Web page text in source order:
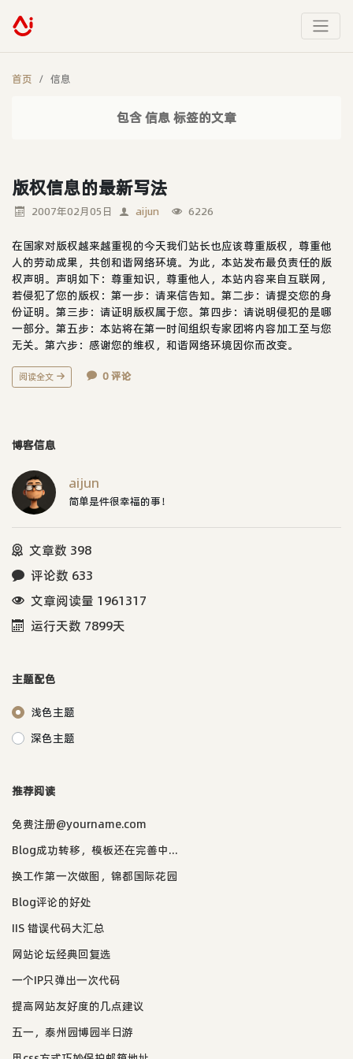
首页 信息
包含 信息 标签的文章
版权信息的最新写法
2007年02月05日 aijun 6226
在国家对版权越来越重视的今天我们站长也应该尊重版权，尊重他
人的劳动成果，共创和谐网络环境。为此，本站发布最负责任的版
权声明。声明如下：尊重知识，尊重他人，本站内容来自互联网，
若侵犯了您的版权：第一步：请来信告知。第二步：请提交您的身
份证明。第三步：请证明版权属于您。第四步：请说明侵犯的是哪
一部分。第五步：本站将在第一时间组织专家团将内容加工至与您
无关。第六步：感谢您的维权，和谐网络环境因你而改变。
阅读全文 0 评论
博客信息
aijun
简单是件很幸福的事！
文章数 398
评论数 633
文章阅读量 1961317
运行天数 7899天
主题配色
浅色主题
深色主题
推荐阅读
免费注册@yourname.com
Blog成功转移，模板还在完善中...
换工作第一次做图，锦都国际花园
Blog评论的好处
IIS 错误代码大汇总
网站论坛经典回复选
一个IP只弹出一次代码
提高网站友好度的几点建议
五一，泰州园博园半日游